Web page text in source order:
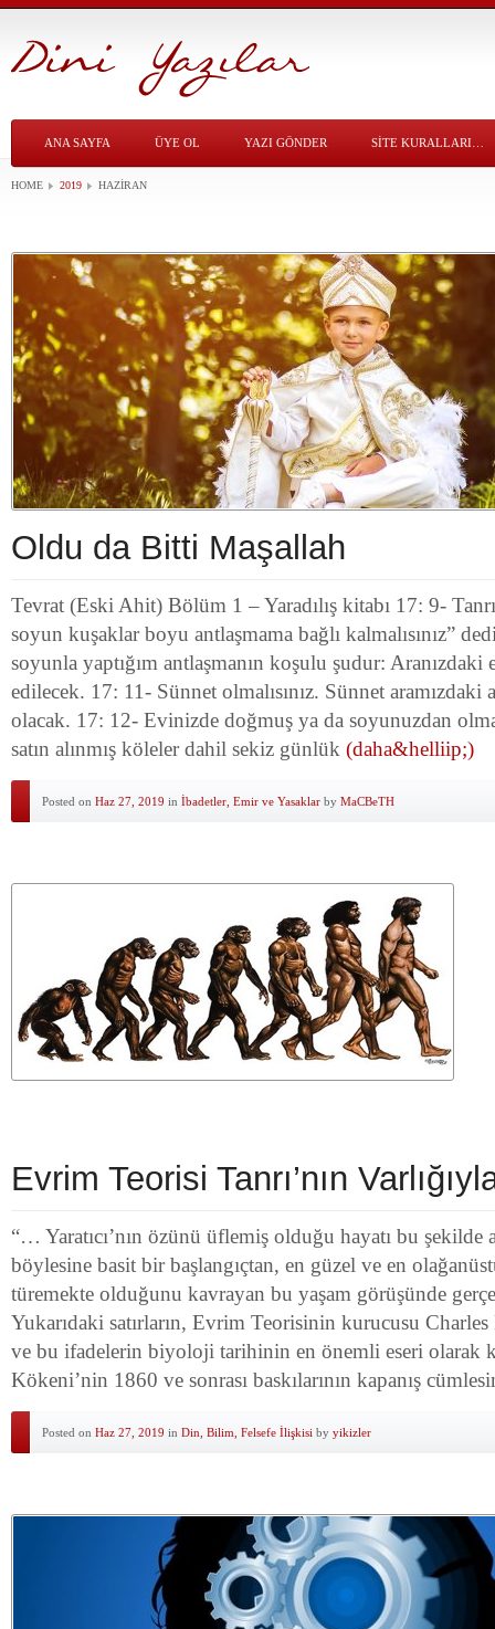
ANA SAYFA ÜYE OL YAZI GÖNDER SITE KURALLARI…
HOME 2019 HAZIRAN
Oldu da Bitti Maşallah
Tevrat (Eski Ahit) Bölüm 1 – Yaradılış kitabı 17: 9-
soyun kuşaklar boyu antlaşmama bağlı kalmalısınız”
soyunla yaptığım antlaşmanın koşulu şudur:
edilecek. 17: 11- Sünnet olmalısınız. Sünnet aramızdaki
olacak. 17: 12- Evinizde doğmuş ya da soyunuzdan
satın alınmış köleler dahil sekiz günlük (daha&helliip;)
Posted on Haz 27, 2019 in İbadetler, Emir ve Yasaklar by MaCBeTH
Evrim Teorisi Tanrı’nın
“… Yaratıcı’nın özünü üflemiş olduğu hayatı bu şekilde
böylesine basit bir başlangıçtan, en güzel ve en
türemekte olduğunu kavrayan bu yaşam görüşünde
Yukarıdaki satırların, Evrim Teorisinin kurucusu
ve bu ifadelerin biyoloji tarihinin en önemli eseri olarak
Kökeni’nin 1860 ve sonrası baskılarının kapanış
Posted on Haz 27, 2019 in Din, Bilim, Felsefe İlişkisi by yikizler